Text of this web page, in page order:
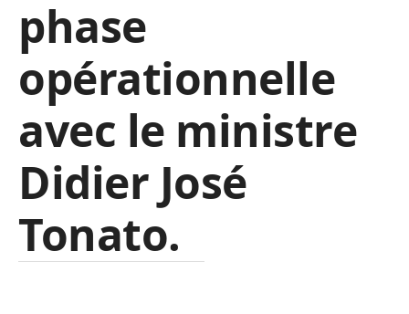
phase
opérationnelle
avec le ministre
Didier José
Tonato.